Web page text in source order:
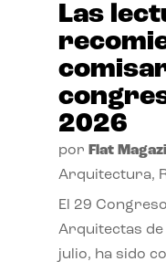
Las
2026
por Flat
Arquitectura,
El 29
Arquitectas de
julio, ha sido